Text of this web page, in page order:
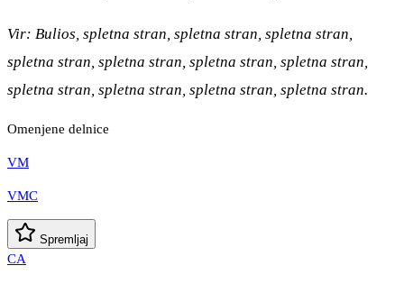
Vir: Bulios, spletna stran, spletna stran, spletna stran,
spletna stran, spletna stran, spletna stran, spletna stran,
spletna stran, spletna stran, spletna stran, spletna stran.
Omenjene delnice
VM
VMC
Spremljaj
CA